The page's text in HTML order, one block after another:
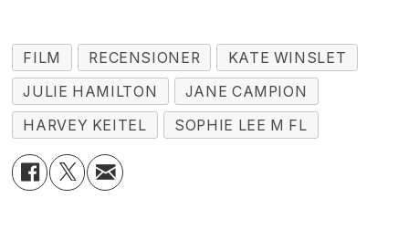
FILM RECENSIONER
KATE WINSLET
JULIE HAMILTON
JANE CAMPION
HARVEY KEITEL
SOPHIE LEE M FL